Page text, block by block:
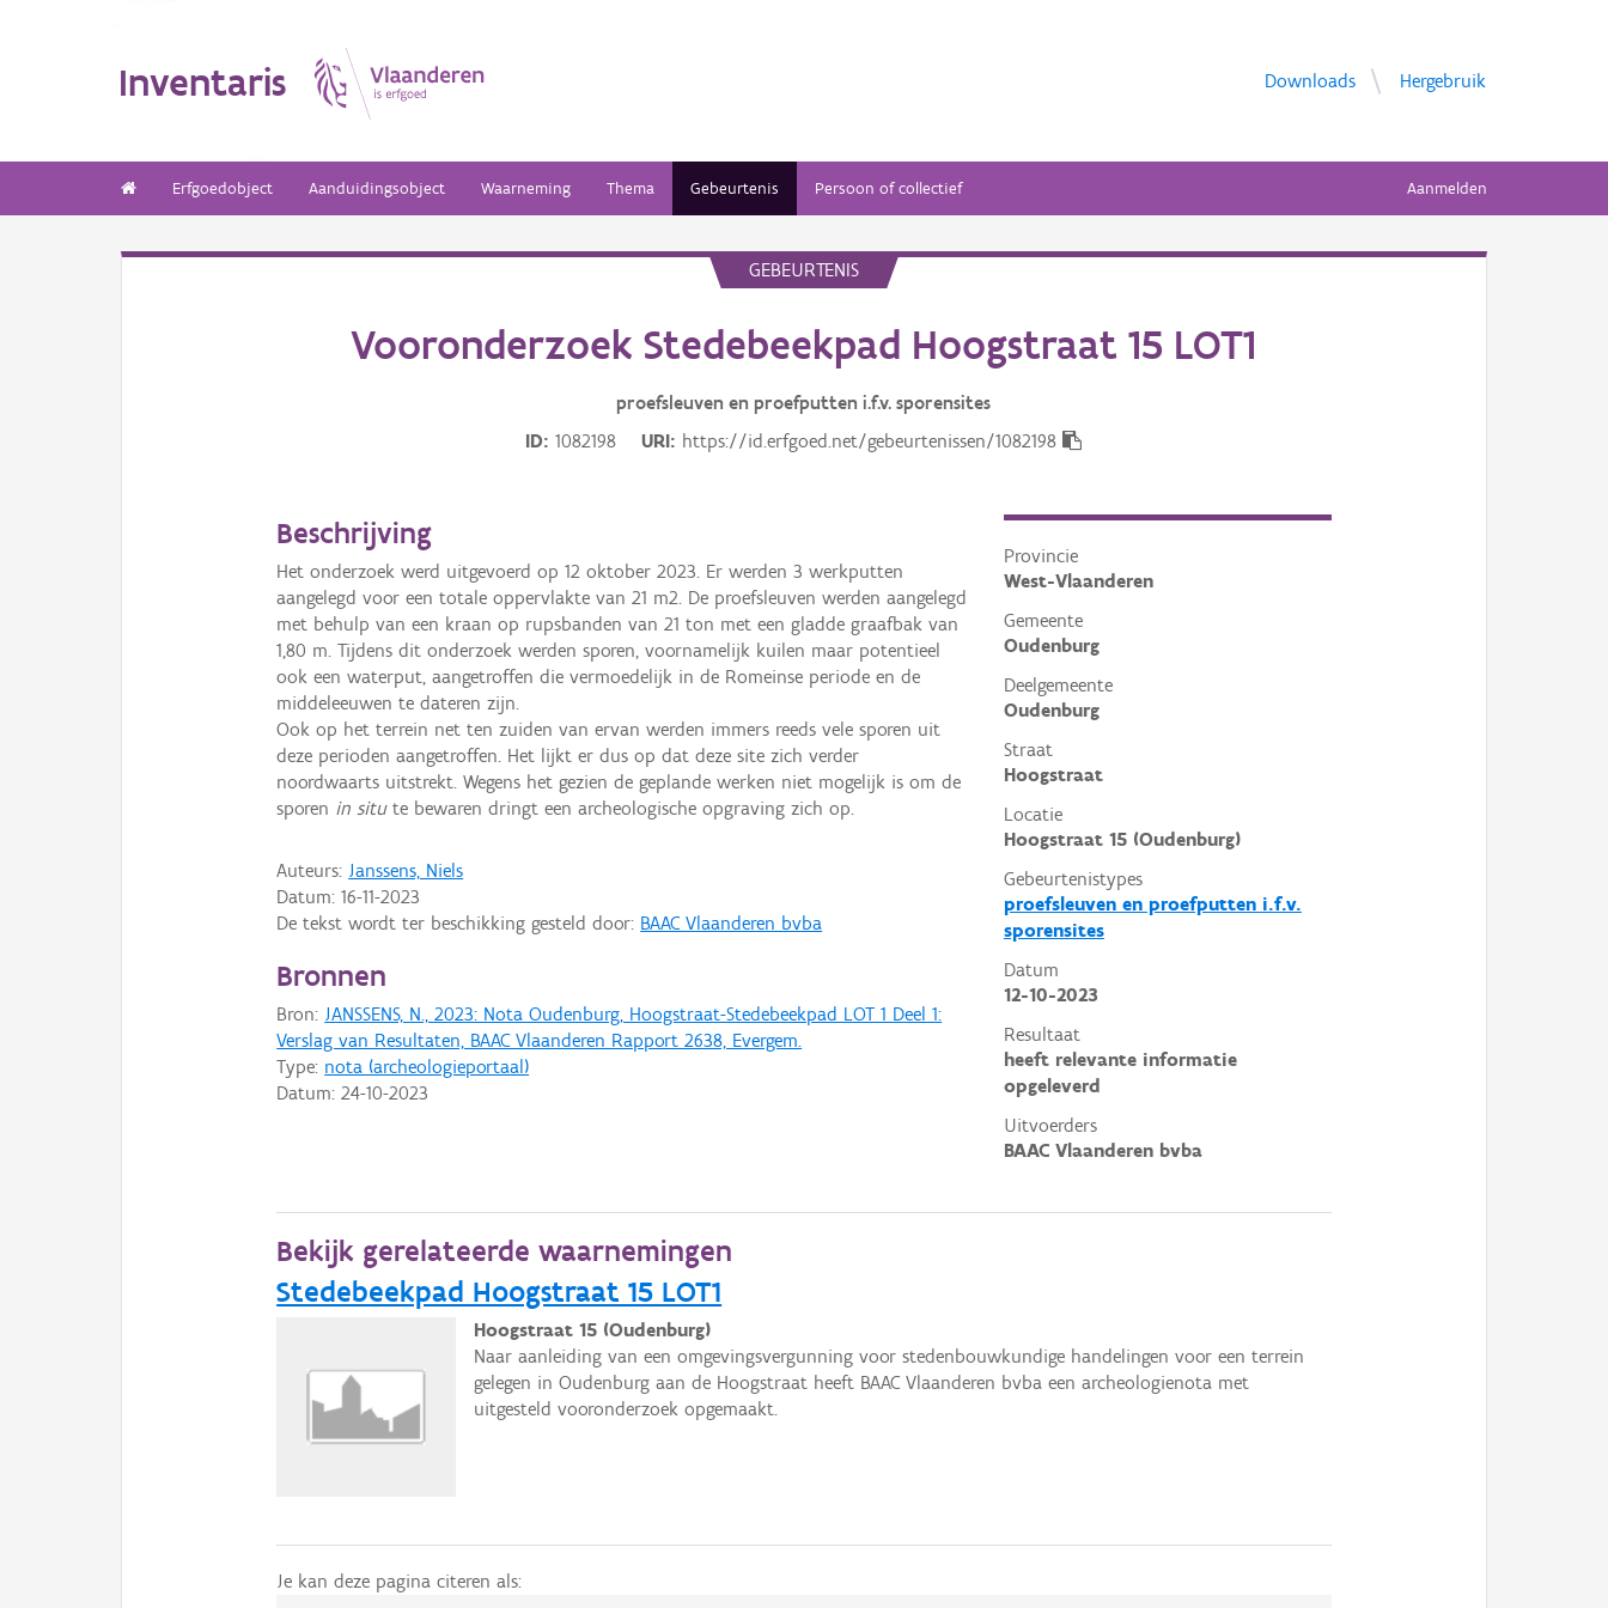
Inventaris Downloads Hergebruik
Erfgoedobject Aanduidingsobject Waarneming Thema Gebeurtenis Persoon of collectief Aanmelden
GEBEURTENIS
Vooronderzoek Stedebeekpad Hoogstraat 15 LOT1
proefsleuven en proefputten i.f.v. sporensites
ID
1082198 URI https://id.erfgoed.net/gebeurtenissen/1082198
Provincie
West-Vlaanderen
Gemeente
Oudenburg
Deelgemeente
Oudenburg
Straat
Hoogstraat
Locatie
Hoogstraat 15 (Oudenburg)
Gebeurtenistypes
proefsleuven en proefputten i.f.v.
sporensites
Datum
12-10-2023
Resultaat
heeft relevante informatie
opgeleverd
Uitvoerders
BAAC Vlaanderen bvba
Beschrijving
Het onderzoek werd uitgevoerd op 12 oktober 2023. Er werden 3 werkputten
aangelegd voor een totale oppervlakte van 21 m2. De proefsleuven werden aangelegd
met behulp van een kraan op rupsbanden van 21 ton met een gladde graafbak van
1,80 m. Tijdens dit onderzoek werden sporen, voornamelijk kuilen maar potentieel
ook een waterput, aangetroffen die vermoedelijk in de Romeinse periode en de
middeleeuwen te dateren zijn.
Ook op het terrein net ten zuiden van ervan werden immers reeds vele sporen uit
deze perioden aangetroffen. Het lijkt er dus op dat deze site zich verder
noordwaarts uitstrekt. Wegens het gezien de geplande werken niet mogelijk is om de
sporen in situte bewaren dringt een archeologische opgraving zich op.
Auteurs: Janssens, Niels
Datum:16-11-2023
De tekst wordt ter beschikking gesteld door: BAAC Vlaanderen bvba
Bronnen
Bron: JANSSENS, N., 2023: Nota Oudenburg, Hoogstraat-Stedebeekpad LOT 1 Deel 1:
Verslag van Resultaten, BAAC Vlaanderen Rapport 2638, Evergem.
Type: nota (archeologieportaal)
Datum:24-10-2023
Bekijk gerelateerde waarnemingen
Stedebeekpad Hoogstraat 15 LOT1
Hoogstraat 15 (Oudenburg)
Naar aanleiding van een omgevingsvergunning voor stedenbouwkundige handelingen voor een terrein
gelegen in Oudenburg aan de Hoogstraat heeft BAAC Vlaanderen bvba een archeologienota met
uitgesteld vooronderzoek opgemaakt.
Je kan deze pagina citeren als: